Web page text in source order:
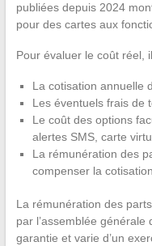
publiées depuis 2024
pour des cartes aux
Pour évaluer le coût réel,
La cotisation annuelle
Les éventuels frais de
Le coût des options
alertes SMS, carte
La rémunération des
compenser la cotisation
La rémunération des
par l’assemblée générale
garantie et varie d’un